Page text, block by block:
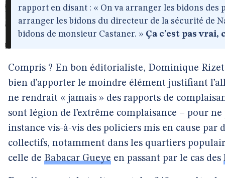
rapport en disant : « On va arranger les bidons des
arranger les bidons du directeur de la sécurité de
bidons de monsieur Castaner. » Ça c’est pas vrai,
Compris ? En bon éditorialiste, Dominique
bien d’apporter le moindre élément justifiant
ne rendrait « jamais » des rapports de
sont légion de l’extrême complaisance – pour
instance vis-à-vis des policiers mis en cause par
collectifs, notamment dans les quartiers
celle de Babacar Gueye en passant par le cas des